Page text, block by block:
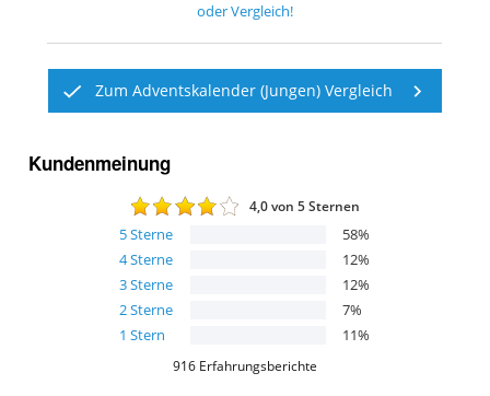
oder Vergleich!
Zum Adventskalender (Jungen) Vergleich
Kundenmeinung
4,0von 5 Sternen
5Sterne 58%
4Sterne 12%
3Sterne 12%
2Sterne 7%
1 Stern 11%
916 Erfahrungsberichte